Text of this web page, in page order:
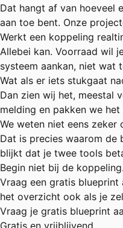
Dat hangt af van hoeveel
aan toe bent. Onze
Werkt een koppeling
Allebei kan. Voorraad wil
systeem aankan, niet wat
Wat als er iets stukgaat
Dan zien wij het, meestal
melding en pakken we
We weten niet eens
Dat is precies waarom de
blijkt dat je twee tools
Begin niet bij de
Vraag een gratis
het overzicht ook als je
Vraag je gratis blueprint
Gratis en vrijblijvend